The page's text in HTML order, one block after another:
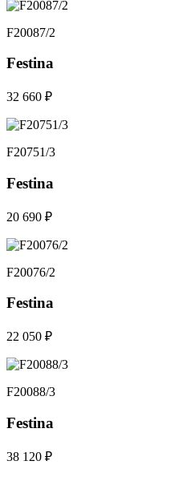
F20087/2
Festina
32 660 ₽
F20751/3
Festina
20 690 ₽
F20076/2
Festina
22 050 ₽
F20088/3
Festina
38 120 ₽